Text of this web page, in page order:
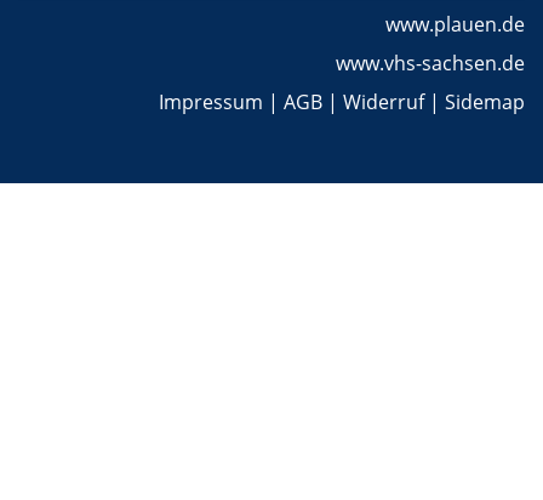
www.plauen.de
www.vhs-sachsen.de
Impressum | AGB | Widerruf| Sidemap